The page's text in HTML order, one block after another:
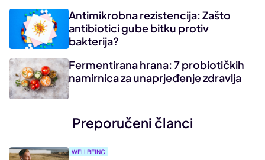
Antimikrobna rezistencija: Zašto
antibiotici gube bitku protiv
bakterija?
Fermentirana hrana: 7 probiotičkih
namirnica za unaprjeđenje zdravlja
Preporučeni članci
WELLBEING